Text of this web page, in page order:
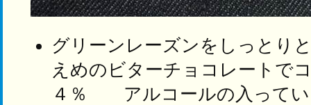
グリーンレーズンをしっとり
えめのビターチョコレートで
４％ アルコールの入ってい